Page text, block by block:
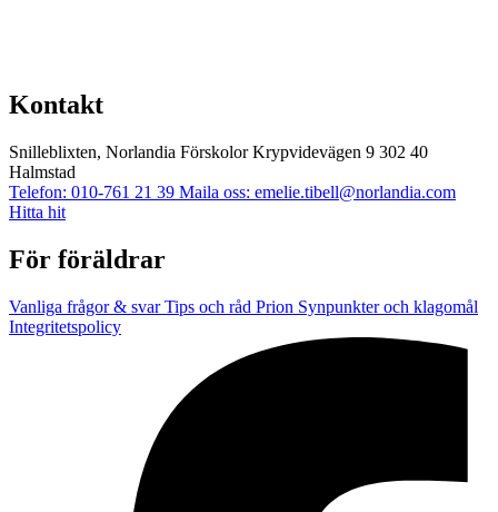
Kontakt
Snilleblixten, Norlandia Förskolor Krypvidevägen 9 302 40
Halmstad
Telefon: 010-761 21 39 Maila oss: emelie.tibell@norlandia.com
Hitta hit
För föräldrar
Vanliga frågor & svarTips och råd Prion Synpunkter och klagomål
Integritetspolicy